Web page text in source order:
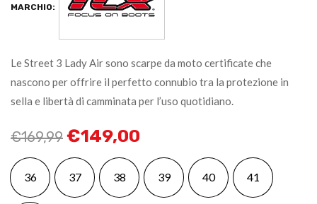
MARCHIO:
Le Street 3 Lady Air sono scarpe da moto certificate che
nascono per offrire il perfetto connubio tra la protezione in
sella e libertà di camminata per l’uso quotidiano.
€169,99 €149,00
36 37 38 39 40 41